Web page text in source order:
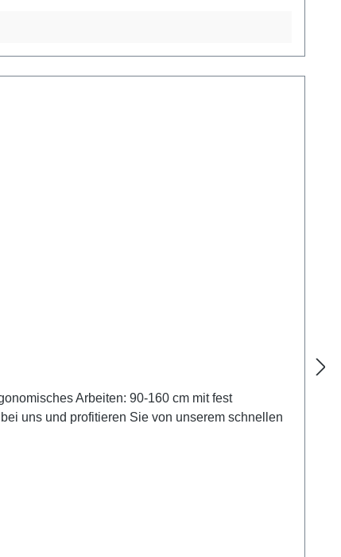
Arbeiten: 90-160 cm mit fest
uns und profitieren Sie von unserem schnellen